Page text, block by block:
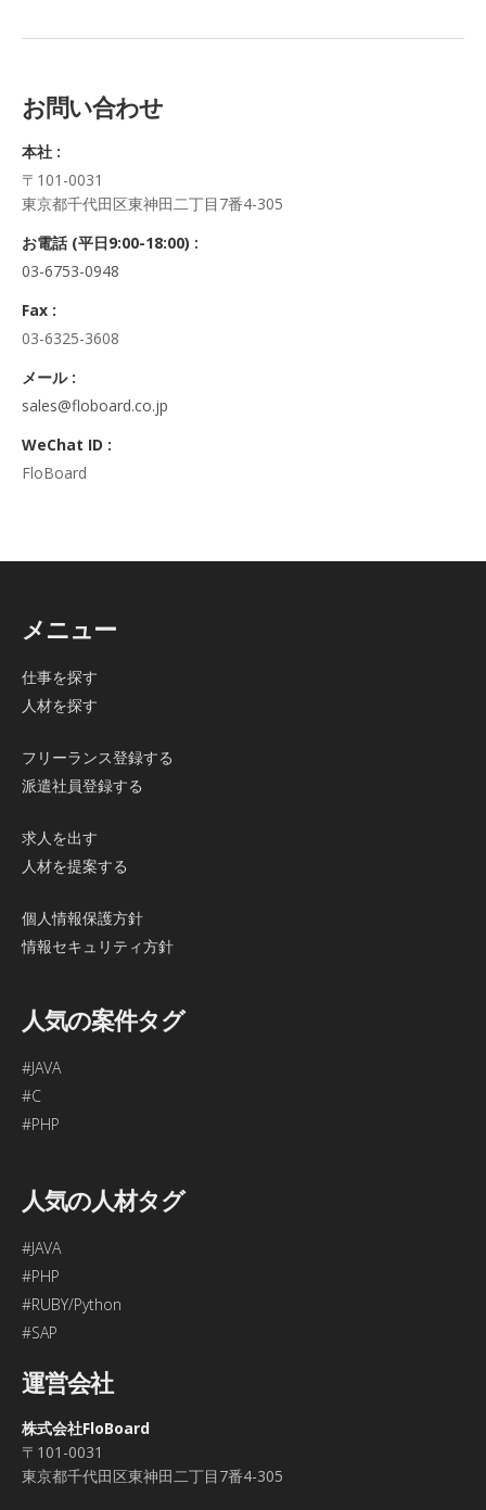
ご入力頂く個人情報は第三者に提供しません。
正・追加・削除、利用の停止または消去、第三者への提供の停
口に申し出ることができます。
その際、弊社はご本人を確認させていただいたうえで、合理的
な期間内に対応いたします。
株式会社FloBoard 個人情報問合せ窓口
〒101-0031 東京都千代田区東神田二丁目7番4-305
メールアドレス: info@floboard.co.jp TEL: 03-6753-0948
ールデンウィークを除く)
6. 個人情報における任意性について
個人情報のご提供は、ご本人の任意です。ただし、必須項目を
ご入力頂けない場合は本フォームをご利用頂けませんので、ご
了承ください。
お問い合わせ
本社 :
〒101-0031
東京都千代田区東神田二丁目7番4-305
お電話 (平日9:00-18:00) :
03-6753-0948
Fax :
03-6325-3608
メール :
sales@floboard.co.jp
WeChat ID :
FloBoard
メニュー
仕事を探す
人材を探す
フリーランス登録する
派遣社員登録する
求人を出す
人材を提案する
個人情報保護方針
情報セキュリティ方針
人気の案件タグ
#JAVA
#C
#PHP
人気の人材タグ
#JAVA
#PHP
#RUBY/Python
#SAP
運営会社
株式会社FloBoard
〒101-0031
東京都千代田区東神田二丁目7番4-305